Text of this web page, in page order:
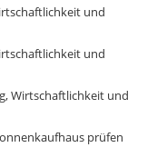
und
und
Wirtschaftlichkeit und
prüfen